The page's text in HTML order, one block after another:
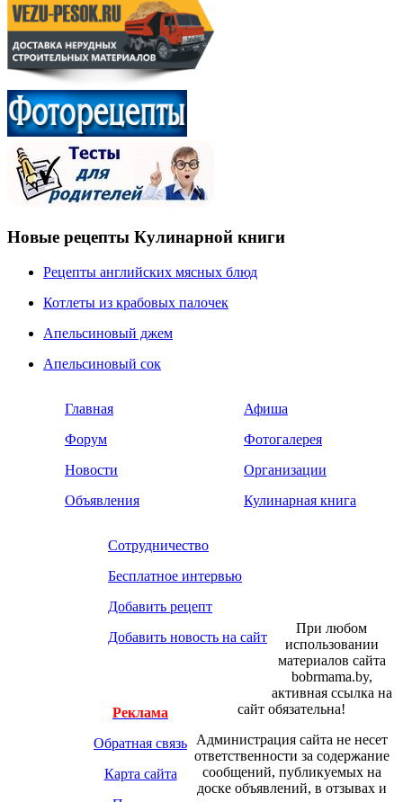
Новые рецепты Кулинарной книги
Рецепты английских мясных блюд
Котлеты из крабовых палочек
Апельсиновый джем
Апельсиновый сок
Главная
Форум
Новости
Объявления
Афиша
Фотогалерея
Организации
Кулинарная книга
Сотрудничество
Бесплатное интервью
Добавить рецепт
Добавить новость на сайт
Реклама
Обратная связь
Карта сайта
При любом
использовании
материалов сайта
bobrmama.by,
активная ссылка на
сайт обязательна!
Администрация сайта не несет
ответственности за содержание
сообщений, публикуемых на
доске объявлений, в отзывах и